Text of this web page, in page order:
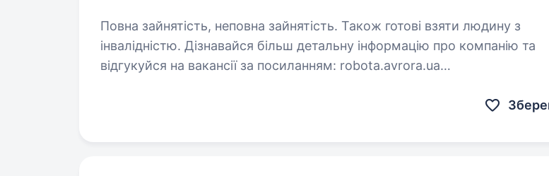
Повна зайнятість, неповна зайнятість. Також готові взяти людину з
інвалідністю. Дізнавайся більш детальну інформацію про компанію та
відгукуйся на вакансії за посиланням: robota.avrora.ua